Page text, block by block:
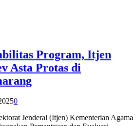
Program, Itjen
Asta Protas di
0
Jenderal (Itjen) Kementerian Agama